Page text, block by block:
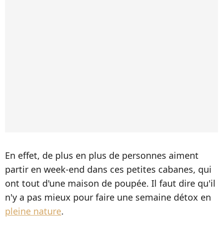
En effet, de plus en plus de personnes aiment
partir en week-end dans ces petites cabanes, qui
ont tout d'une maison de poupée. Il faut dire qu'il
n'y a pas mieux pour faire une semaine détox en
pleine nature.